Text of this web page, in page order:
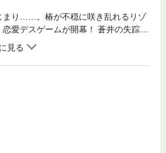
まり……。椿が不穏に咲き乱れるリゾ
愛デスゲームが開幕！ 蒼井の失踪を
つて所属していた劇団を訪ね、蒼井
ことを知る。その「落椿島」では過
れており…。